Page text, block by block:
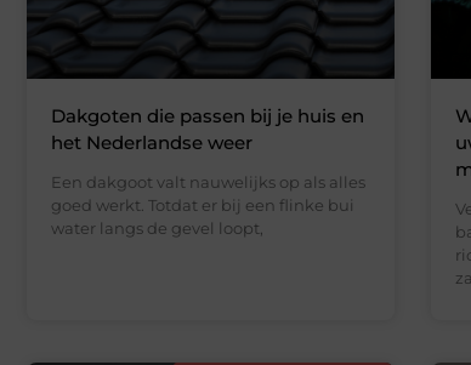
Dakgoten die passen bij je huis en
het Nederlandse weer
Een dakgoot valt nauwelijks op als alles
goed werkt. Totdat er bij een flinke bui
water langs de gevel loopt,